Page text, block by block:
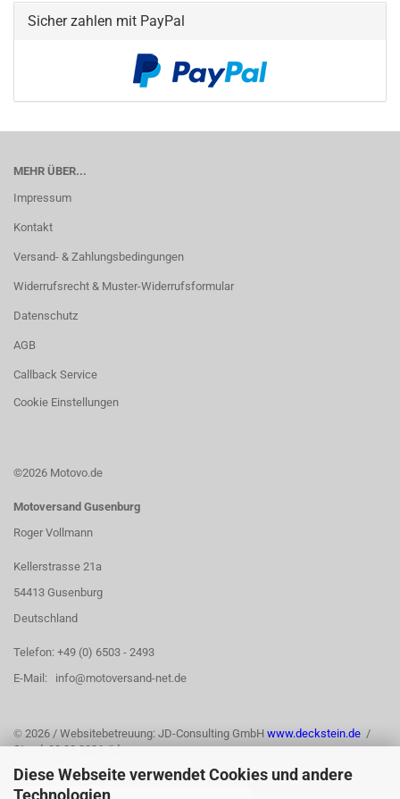
Diese Webseite verwendet Cookies und andere
Technologien
Sicher zahlen mit PayPal
MEHR ÜBER...
Impressum
Kontakt
Versand- & Zahlungsbedingungen
Widerrufsrecht & Muster-Widerrufsformular
Datenschutz
AGB
Callback Service
Cookie Einstellungen
©2026 Motovo.de
Motoversand Gusenburg
Roger Vollmann
Kellerstrasse 21a
54413 Gusenburg
Deutschland
Telefon: +49 (0) 6503 - 2493
E-Mail: info@motoversand-net.de
© 2026 / Websitebetreuung: JD-Consulting GmbH www.deckstein.de /
Stand: 03.08.2026 /jd